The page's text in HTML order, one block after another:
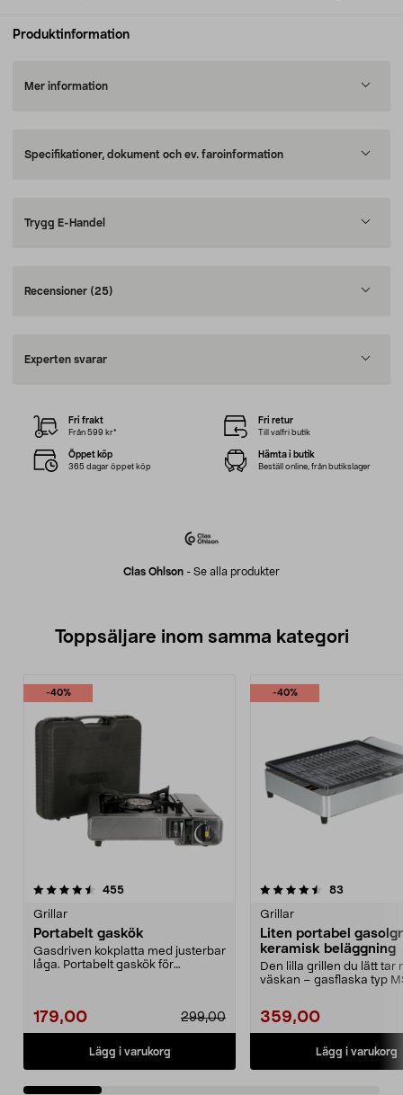
Produktinformation
Mer information
Specifikationer, dokument och ev. faroinformation
Trygg E-Handel
Recensioner (25)
Experten svarar
Clas Ohlson - Se alla produkter
Fri frakt
Från 599 kr*
Fri retur
Till valfri butik
Öppet köp
365 dagar öppet köp
Hämta i butik
Beställ online, från butikslager
Toppsäljare inom samma kategori
-40%
455recensioner
Grillar
Portabelt gaskök
Gasdriven kokplatta med justerbar
låga. Portabelt gaskök för
179,00 299,00
Lägg i varukorg
-40%
4.5 av 5 stjärnor 83
Grillar
Liten portabel
keramisk beläggning
Den lilla grillen du lätt tar
väskan – gasflaska typ
359,00
Lägg i varukorg
4.5 av 5 stjärnor